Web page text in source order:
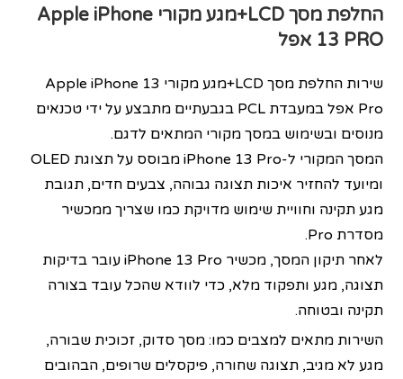
החלפת מסך LCD+מגע מקורי
Apple iPhone
13 PRO אפל
שירות החלפת מסך LCD+מגע מקורי Apple iPhone 13
Pro אפל במעבדת PCL בגבעתיים מתבצע על ידי טכנאים
מנוסים ובשימוש במסך מקורי המתאים לדגם.
המסך המקורי ל-iPhone 13 Pro מבוסס על תצוגת OLED
ומיועד להחזיר איכות תצוגה גבוהה, צבעים חדים, תגובת
מגע תקינה וחוויית שימוש מדויקת כמו שצריך ממכשיר
מסדרת Pro.
לאחר תיקון המסך, מכשיר iPhone 13 Pro עובר בדיקות
תצוגה, מגע ותפקוד מלא, כדי לוודא שהכל עובד בצורה
תקינה ובטוחה.
השירות מתאים למצבים כמו: מסך סדוק, זכוכית שבורה,
מגע לא מגיב, תצוגה שחורה, פיקסלים שרופים, הבהובים